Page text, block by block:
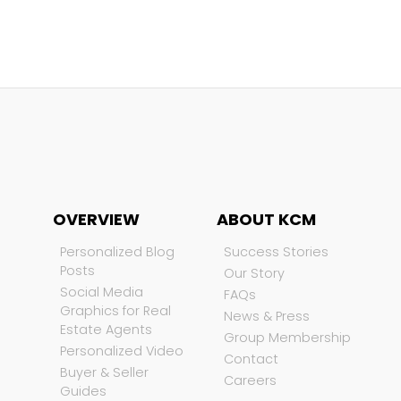
OVERVIEW
Personalized Blog
Posts
Social Media
Graphics for Real
Estate Agents
Personalized Video
Buyer & Seller
Guides
ABOUT KCM
Success Stories
Our Story
FAQs
News & Press
Group Membership
Contact
Careers